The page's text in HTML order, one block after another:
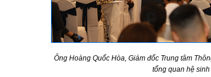
Ông Hoàng Quốc Hòa, Giám đốc Trung tâm
tổng quan hệ